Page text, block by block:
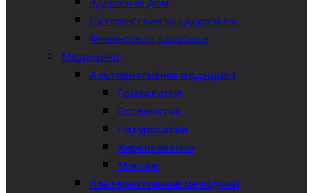
Путешествия за здоровьем
Финансовое здоровье
Медицина
Альтернативная медицина
Гомеопатия
Остеопатия
Натуропатия
Хиропрактика
Массаж
Альтернативные методики